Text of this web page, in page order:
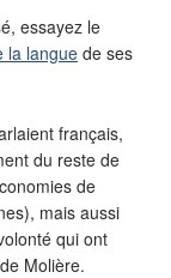
essayez le
la languede ses
français,
du reste de
de
mais aussi
qui ont
Molière.